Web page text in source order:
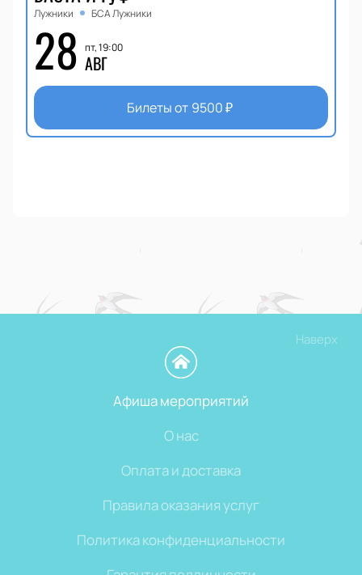
Лужники БСА Лужники
28 пт, 19:00
АВГ
Билеты от 9500₽
Наверх
Афиша мероприятий
О нас
Оплата и доставка
Правила оказания услуг
Политика конфиденциальности